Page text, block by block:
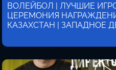
ВОЛЕЙБОЛ | ЛУЧШИЕ
ЦЕРЕМОНИЯ
КАЗАХСТАН | ЗАПАДНОЕ